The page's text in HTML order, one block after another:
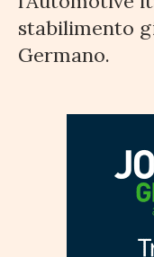
stabilimento
Germano.